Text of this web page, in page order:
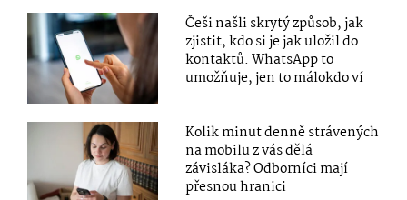
Češi našli skrytý způsob, jak
zjistit, kdo si je jak uložil do
kontaktů. WhatsApp to
umožňuje, jen to málokdo ví
Kolik minut denně strávených
na mobilu z vás dělá
závisláka? Odborníci mají
přesnou hranici